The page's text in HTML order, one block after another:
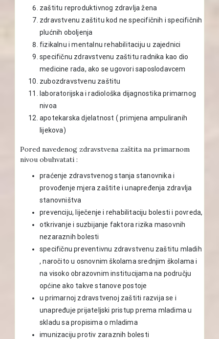
zaštitu reproduktivnog zdravlja žena
zdravstvenu zaštitu kod ne specifičnih i specifičnih
plućnih oboljenja
fizikalnu i mentalnu rehabilitaciju u zajednici
specifičnu zdravstvenu zaštitu radnika kao dio
medicine rada, ako se ugovori saposlodavcem
zubozdravstvenu zaštitu
laboratorijska i radiološka dijagnostika primarnog
nivoa
apotekarska djelatnost ( primjena ampuliranih
lijekova)
Pored navedenog zdravstvena zaštita na primarnom
nivou obuhvatati :
praćenje zdravstvenog stanja stanovnika i
provođenje mjera zaštite i unapređenja zdravlja
stanovništva
prevenciju, liječenje i rehabilitaciju bolesti i povreda,
otkrivanje i suzbijanje faktora rizika masovnih
nezaraznih bolesti
specifičnu preventivnu zdravstvenu zaštitu mladih
, naročito u osnovnim školama srednjim školama i
na visoko obrazovnim institucijama na području
općine ako takve stanove postoje
u primarnoj zdravstvenoj zaštiti razvija se i
unapređuje prijateljski pristup prema mladima u
skladu sa propisima o mladima
imunizaciju protiv zaraznih bolesti